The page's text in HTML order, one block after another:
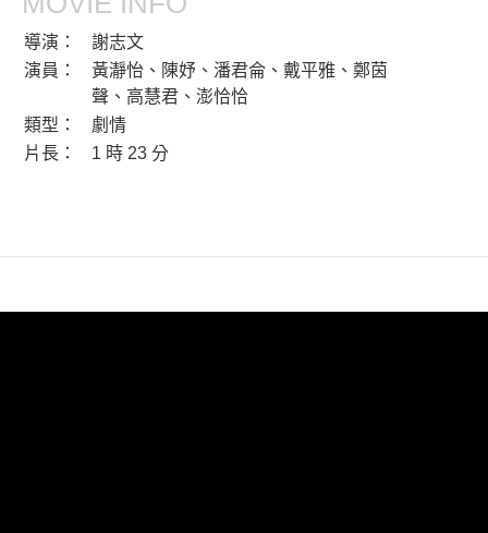
導演：
謝志文
演員：
黃瀞怡、陳妤、潘君侖、戴平雅、鄭茵
聲、高慧君、澎恰恰
類型：
劇情
片長：
1 時 23 分